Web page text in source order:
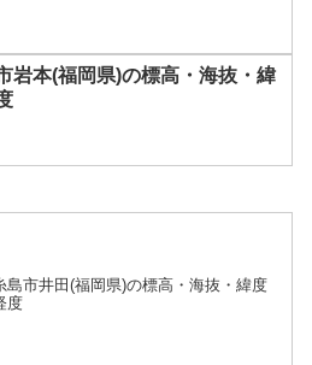
岩本(福岡県)の標高・海抜・緯
島市井田(福岡県)の標高・海抜・緯度
度